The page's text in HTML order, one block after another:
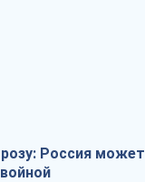
Россия может